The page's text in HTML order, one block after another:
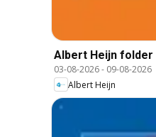
Albert Heijn folder
03-08-2026- 09-08-2026
Albert Heijn